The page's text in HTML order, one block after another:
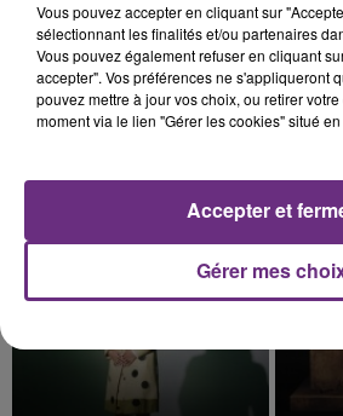
7 août 2026
LE MAGASIN JOUÉCLUB DE
SES PORTES
C'était l'une des institutions du
fermer ses portes.
TITRES DIFFUSÉS
Vous pouvez accepter en cliquant sur
sélectionnant les finalités et/ou partenaires
Vous pouvez également refuser en cliquant
accepter". Vos préférences ne s'appliqueront
pouvez mettre à jour vos choix, ou retirer
moment via le lien "Gérer les cookies" situé
Gérer mes
Accepter et